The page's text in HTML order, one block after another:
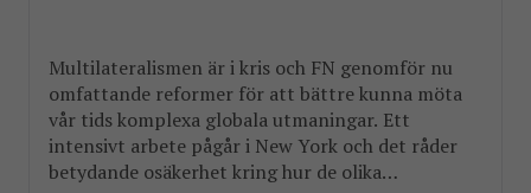
Multilateralismen är i kris och FN genomför nu
omfattande reformer för att bättre kunna möta
vår tids komplexa globala utmaningar. Ett
intensivt arbete pågår i New York och det råder
betydande osäkerhet kring hur de olika